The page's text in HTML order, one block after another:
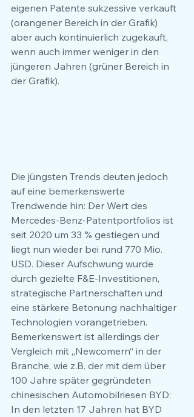
eigenen Patente sukzessive verkauft
(orangener Bereich in der Grafik)
aber auch kontinuierlich zugekauft,
wenn auch immer weniger in den
jüngeren Jahren (grüner Bereich in
der Grafik).
Die jüngsten Trends deuten jedoch
auf eine bemerkenswerte
Trendwende hin: Der Wert des
Mercedes-Benz-Patentportfolios ist
seit 2020 um 33 % gestiegen und
liegt nun wieder bei rund 770 Mio.
USD. Dieser Aufschwung wurde
durch gezielte F&E-Investitionen,
strategische Partnerschaften und
eine stärkere Betonung nachhaltiger
Technologien vorangetrieben.
Bemerkenswert ist allerdings der
Vergleich mit „Newcomern“ in der
Branche, wie z.B. der mit dem über
100 Jahre später gegründeten
chinesischen Automobilriesen BYD:
In den letzten 17 Jahren hat BYD